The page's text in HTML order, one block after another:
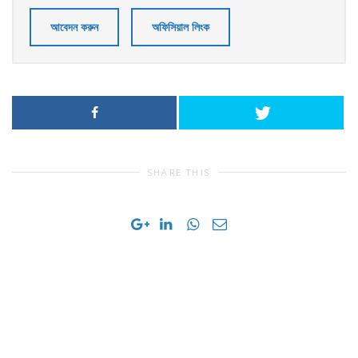
আবেদন করুন অফিসিয়াল লিংক
SHARE THIS